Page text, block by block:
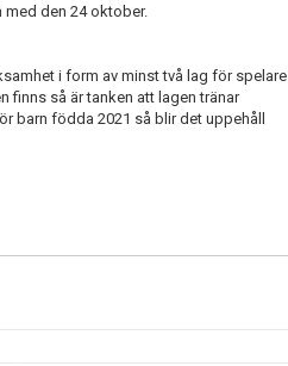
den 24 oktober.
i form av minst två lag för spelare
finns så är tanken att lagen tränar
barn födda 2021 så blir det uppehåll